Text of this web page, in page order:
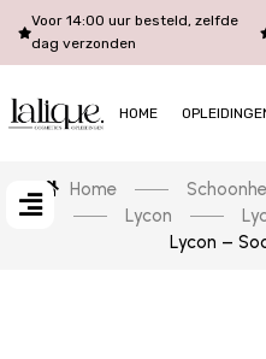
Voor 14:00 uur besteld, zelfde
dag verzonden
HOME
Home
Lycon
Lycon –